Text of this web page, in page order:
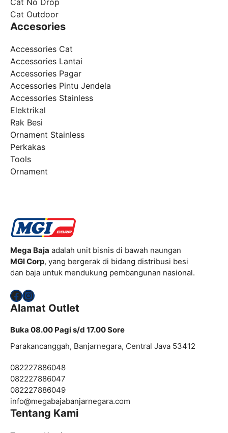
Cat No Drop
Cat Outdoor
Accesories
Accessories Cat
Accessories Lantai
Accessories Pagar
Accessories Pintu Jendela
Accessories Stainless
Elektrikal
Rak Besi
Ornament Stainless
Perkakas
Tools
Ornament
Mega Baja adalah unit bisnis di bawah naungan
MGI Corp, yang bergerak di bidang distribusi besi
dan baja untuk mendukung pembangunan nasional.
Facebook
Instagram
Alamat Outlet
Buka 08.00 Pagi s/d 17.00 Sore
Parakancanggah, Banjarnegara, Central Java 53412
082227886048
082227886047
082227886049
info@megabajabanjarnegara.com
Tentang Kami